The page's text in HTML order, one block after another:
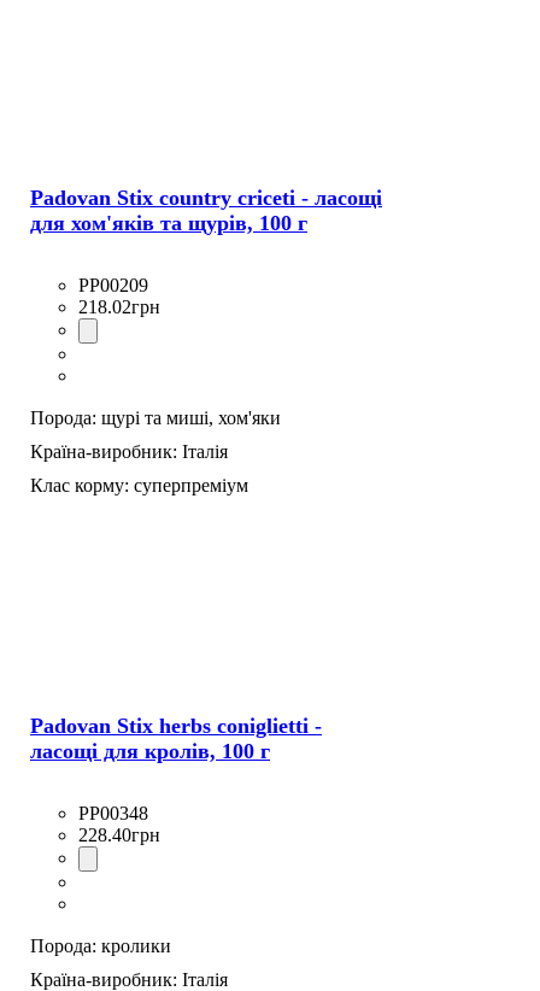
Padovan Stix country criceti - ласощі
для хом'яків та щурів, 100 г
PP00209
218.02грн
Порода: щурі та миші, хом'яки
Країна-виробник: Італія
Клас корму: суперпреміум
Padovan Stix herbs coniglietti -
ласощі для кролів, 100 г
PP00348
228.40грн
Порода: кролики
Країна-виробник: Італія